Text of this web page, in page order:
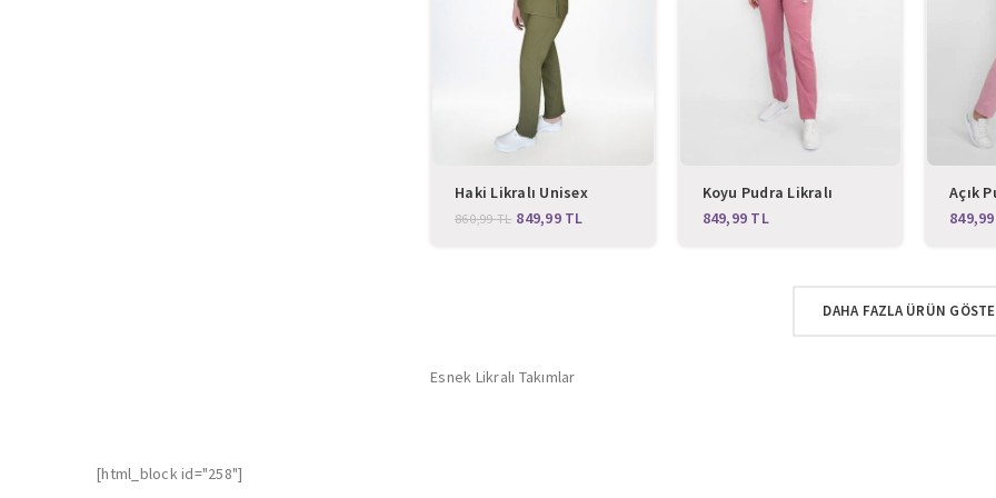
Haki Likralı Unisex
Cerrahi Takım
860,99TL 849,99 TL
Koyu Pudra Likralı
Unisex Cerrahi Takım
TL
Açık
DAHA FAZLA ÜRÜN
Esnek Likralı Takımlar
[html_block id="258"]